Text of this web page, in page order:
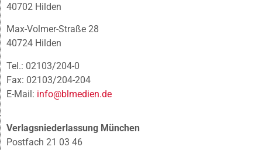
40702 Hilden
Max-Volmer-Straße 28
40724 Hilden
Tel.: 02103/204-0
Fax: 02103/204-204
E-Mail: info@blmedien.de
Verlagsniederlassung München
Postfach 21 03 46